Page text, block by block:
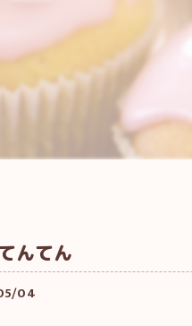
んてん
04